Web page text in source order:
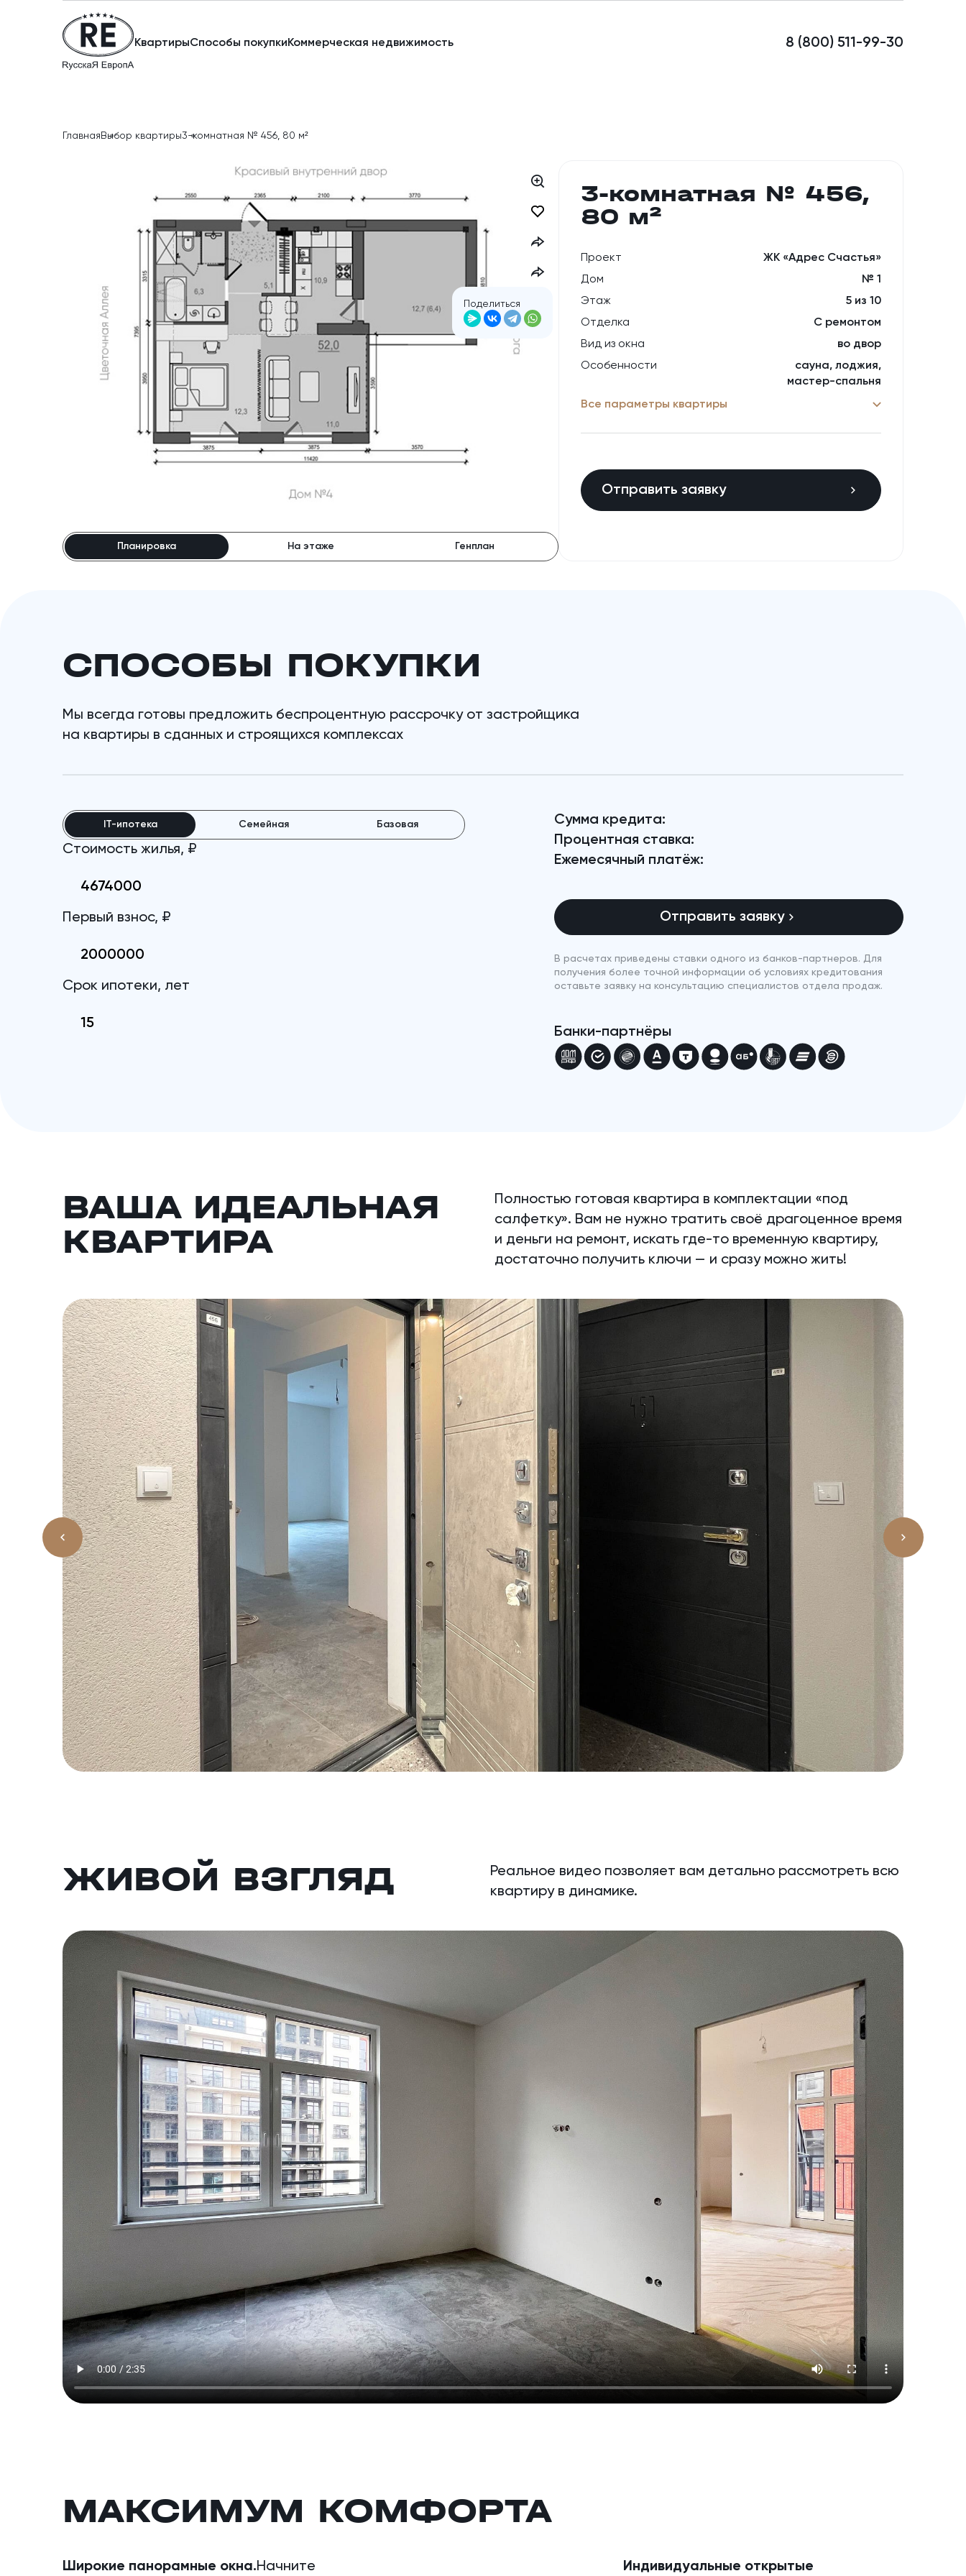
КвартирыСпособы покупкиКоммерческая недвижимость 8 (800) 511-99-30
Главная Выбор квартиры3-комнатная № 456, 80 м²
Поделиться
Планировка На этаже Генплан
3-комнатная № 456,
80 м²
Проект
ЖК «Адрес Счастья»
Дом
№ 1
Этаж
5 из 10
Отделка
С ремонтом
Вид из окна
во двор
Особенности
сауна, лоджия,
мастер⁠-⁠спальня
Все параметры квартиры
Отправить заявку
СПОСОБЫ ПОКУПКИ
Мы всегда готовы предложить беспроцентную рассрочку от застройщика
на квартиры в сданных и строящихся комплексах
IT-ипотека Семейная Базовая
Стоимость жилья, ₽
Первый взнос, ₽
Срок ипотеки, лет
Сумма кредита:
Процентная ставка:
Ежемесячный платёж:
Отправить заявку
В расчетах приведены ставки одного из банков-партнеров. Для
получения более точной информации об условиях кредитования
оставьте заявку на консультацию специалистов отдела продаж.
Банки-партнёры
ВАША ИДЕАЛЬНАЯ
КВАРТИРА
Полностью готовая квартира в комплектации «под
салфетку». Вам не нужно тратить своё драгоценное время
и деньги на ремонт, искать где-то временную квартиру,
достаточно получить ключи — и сразу можно жить!
ЖИВОЙ ВЗГЛЯД
Реальное видео позволяет вам детально рассмотреть всю
квартиру в динамике.
МАКСИМУМ КОМФОРТА
Широкие панорамные окна.Начните Индивидуальные открытые